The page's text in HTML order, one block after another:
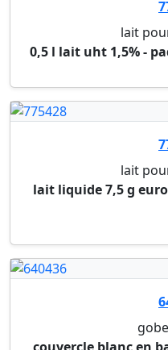
16 x 23 x 2,8 cm
couvercle transparent
detergent liquide pour